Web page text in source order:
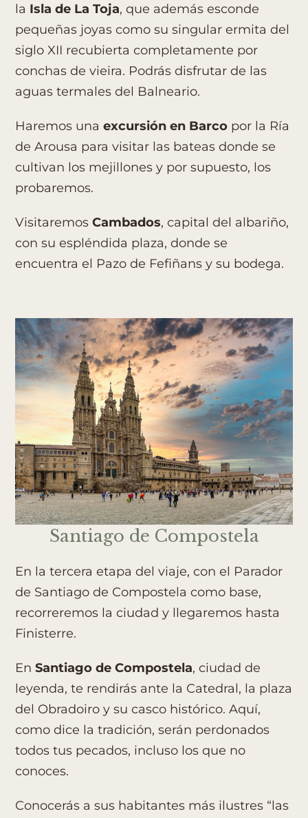
la Isla de La Toja, que además esconde
pequeñas joyas como su singular ermita del
siglo XII recubierta completamente por
conchas de vieira. Podrás disfrutar de las
aguas termales del Balneario.
Haremos una excursión en Barco por la Ría
de Arousa para visitar las bateas donde se
cultivan los mejillones y por supuesto, los
probaremos.
VisitaremosCambados, capital del albariño,
con su espléndida plaza, donde se
encuentra el Pazo de Fefiñans y su bodega.
Santiago de Compostela
En la tercera etapa del viaje, con el Parador
de Santiago de Compostela como base,
recorreremos la ciudad y llegaremos hasta
Finisterre.
EnSantiago de Compostela, ciudad de
leyenda, te rendirás ante la Catedral, la plaza
del Obradoiro y su casco histórico. Aquí,
como dice la tradición, serán perdonados
todos tus pecados, incluso los que no
conoces.
Conocerás a sus habitantes más ilustres “las